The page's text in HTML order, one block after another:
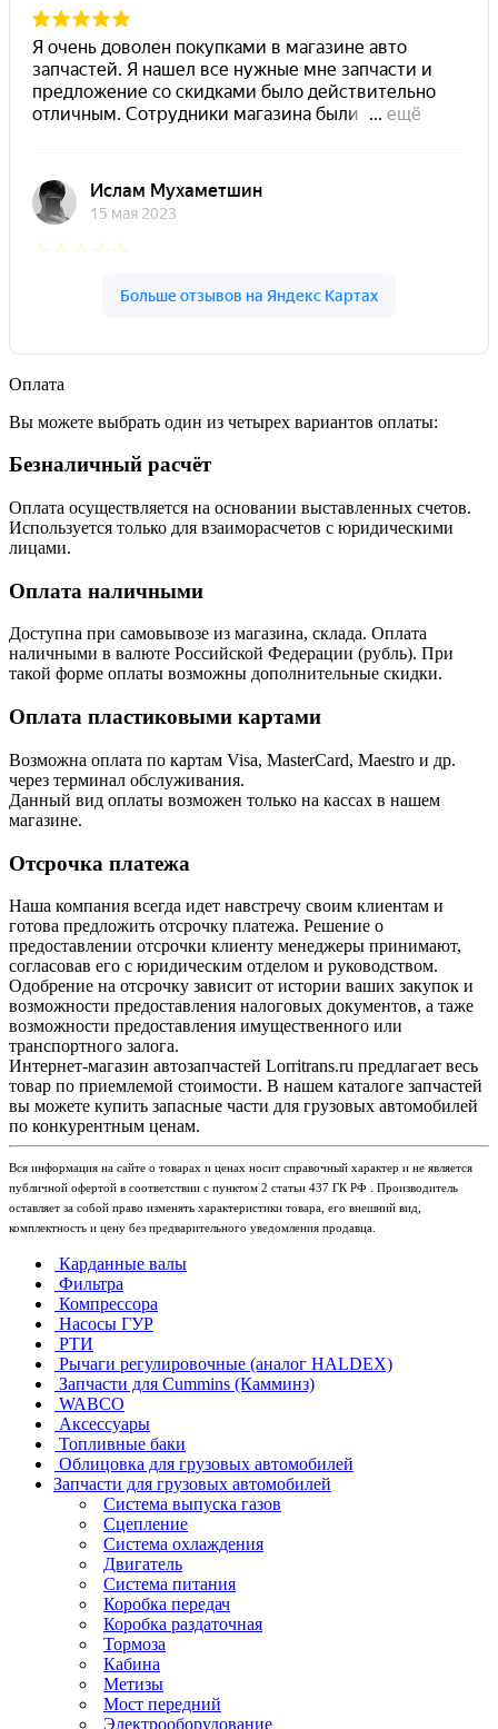
Оплата
Вы можете выбрать один из четырех вариантов оплаты:
Безналичный расчёт
Оплата осуществляется на основании выставленных счетов.
Используется только для взаиморасчетов с юридическими
лицами.
Оплата наличными
Доступна при самовывозе из магазина, склада. Оплата
наличными в валюте Российской Федерации (рубль). При
такой форме оплаты возможны дополнительные скидки.
Оплата пластиковыми картами
Возможна оплата по картам Visa, MasterCard, Maestro и др.
через терминал обслуживания.
Данный вид оплаты возможен только на кассах в нашем
магазине.
Отсрочка платежа
Наша компания всегда идет навстречу своим клиентам и
готова предложить отсрочку платежа. Решение о
предоставлении отсрочки клиенту менеджеры принимают,
согласовав его с юридическим отделом и руководством.
Одобрение на отсрочку зависит от истории ваших закупок и
возможности предоставления налоговых документов, а таже
возможности предоставления имущественного или
транспортного залога.
Интернет-магазин автозапчастей Lorritrans.ru предлагает весь
товар по приемлемой стоимости. В нашем каталоге запчастей
вы можете купить запасные части для грузовых автомобилей
по конкурентным ценам.
Вся информация на сайте о товарах и ценах носит справочный характер и не является
публичной офертой в соответствии с пунктом 2 статьи 437 ГК РФ . Производитель
оставляет за собой право изменять характеристики товара, его внешний вид,
комплектность и цену без предварительного уведомления продавца.
Карданные валы
Фильтра
Компрессора
Насосы ГУР
РТИ
Рычаги регулировочные (аналог HALDEX)
Запчасти для Cummins (Камминз)
WABCO
Аксессуары
Топливные баки
Облицовка для грузовых автомобилей
Запчасти для грузовых автомобилей
Система выпуска газов
Сцепление
Система охлаждения
Двигатель
Система питания
Коробка передач
Коробка раздаточная
Тормоза
Кабина
Метизы
Мост передний
Электрооборудование